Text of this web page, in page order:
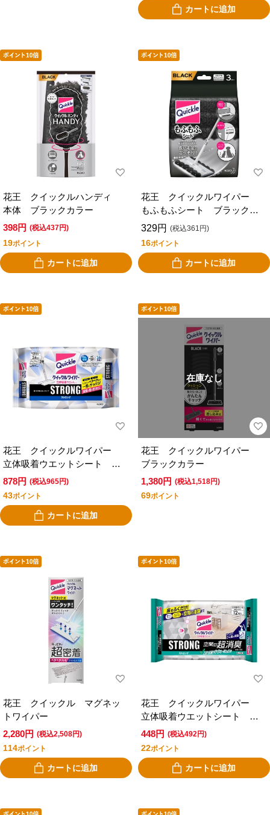
カートに追加
花王 クイックルハンディ
本体 ブラックカラー
398円 (税込437円)
19ポイント
カートに追加
花王 クイックルワイパー
もふもふシート ブラックカ
ラー ３枚入
329円 (税込361円)
16ポイント
カートに追加
花王 クイックルワイパー
立体吸着ウエットシート ス
トロング 香りが残らないタ
イプ ２４枚入
878円 (税込965円)
43ポイント
カートに追加
在庫なし
花王 クイックルワイパー
ブラックカラー
1,380円 (税込1,518円)
69ポイント
花王 クイックル マグネッ
トワイパー
2,280円 (税込2,508円)
114ポイント
カートに追加
花王 クイックルワイパー
立体吸着ウエットシート ス
トロング 空間の超消臭 １
２枚入
448円 (税込492円)
22ポイント
カートに追加